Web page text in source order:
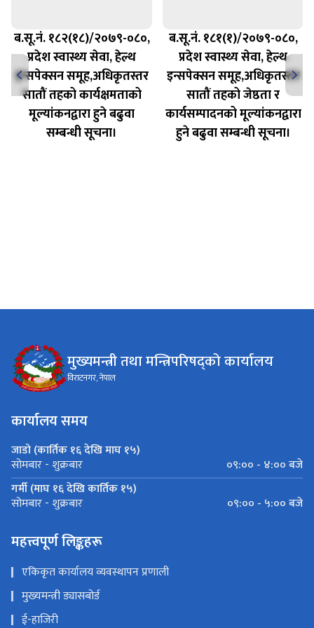
ब.सू.नं. १८२(१८)/२०७९-०८०,
प्रदेश स्वास्थ्य सेवा, हेल्थ
इन्सपेक्सन समूह,अधिकृतस्तर
सातौं तहको कार्यक्षमताको
मूल्यांकनद्वारा हुने बढुवा
सम्बन्धी सूचना।
ब.सू.नं. १८१(१)/२०७९-०८०,
प्रदेश स्वास्थ्य सेवा, हेल्थ
इन्सपेक्सन समूह,अधिकृतस्तर
सातौं तहको जेष्ठता र
कार्यसम्पादनको मूल्यांकनद्वारा
हुने बढुवा सम्बन्धी सूचना।
मुख्यमन्त्री तथा मन्त्रिपरिषद्को कार्यालय
विराटनगर, नेपाल
कार्यालय समय
जाडो (कार्तिक १६ देखि माघ १५)
सोमबार - शुक्रबार
०९:०० - ४:०० बजे
गर्मी (माघ १६ देखि कार्तिक १५)
सोमबार - शुक्रबार ०९:०० - ५:०० बजे
महत्त्वपूर्ण लिङ्कहरू
एकिकृत कार्यालय व्यवस्थापन प्रणाली
मुख्यमन्त्री ड्यासबोर्ड
ई-हाजिरी